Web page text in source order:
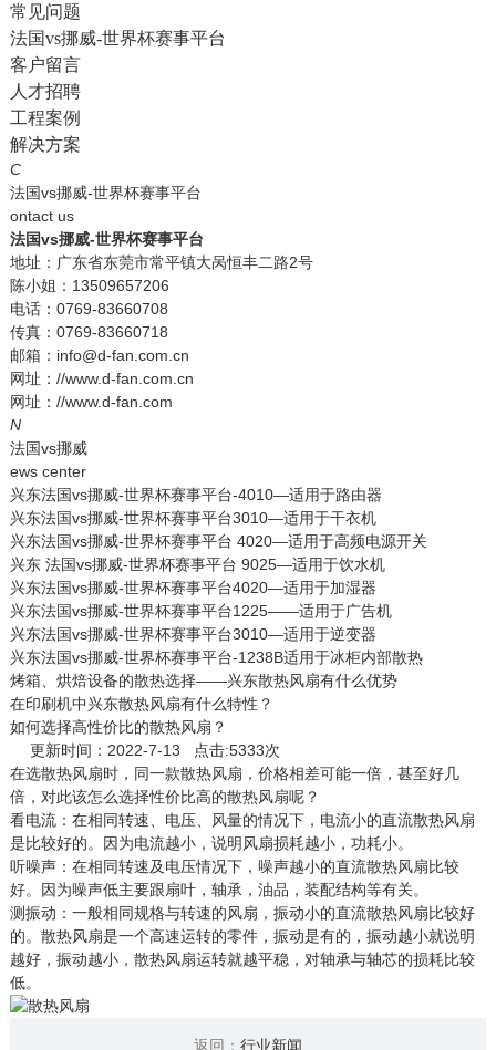
常见问题
法国vs挪威-世界杯赛事平台
客户留言
人才招聘
工程案例
解决方案
C
法国vs挪威-世界杯赛事平台
ontact us
法国vs挪威-世界杯赛事平台
地址：广东省东莞市常平镇大呙恒丰二路2号
陈小姐：13509657206
电话：0769-83660708
传真：0769-83660718
邮箱：info@d-fan.com.cn
网址：//www.d-fan.com.cn
网址：//www.d-fan.com
N
法国vs挪威
ews center
兴东法国vs挪威-世界杯赛事平台-4010—适用于路由器
兴东法国vs挪威-世界杯赛事平台3010—适用于干衣机
兴东法国vs挪威-世界杯赛事平台 4020—适用于高频电源开关
兴东 法国vs挪威-世界杯赛事平台 9025—适用于饮水机
兴东法国vs挪威-世界杯赛事平台4020—适用于加湿器
兴东法国vs挪威-世界杯赛事平台1225——适用于广告机
兴东法国vs挪威-世界杯赛事平台3010—适用于逆变器
兴东法国vs挪威-世界杯赛事平台-1238B适用于冰柜内部散热
烤箱、烘焙设备的散热选择——兴东散热风扇有什么优势
在印刷机中兴东散热风扇有什么特性？
如何选择高性价比的散热风扇？
更新时间：2022-7-13 点击:5333次
在选散热风扇时，同一款散热风扇，价格相差可能一倍，甚至好几
倍，对此该怎么选择性价比高的散热风扇呢？
看电流：在相同转速、电压、风量的情况下，电流小的直流散热风扇
是比较好的。因为电流越小，说明风扇损耗越小，功耗小。
听噪声：在相同转速及电压情况下，噪声越小的直流散热风扇比较
好。因为噪声低主要跟扇叶，轴承，油品，装配结构等有关。
测振动：一般相同规格与转速的风扇，振动小的直流散热风扇比较好
的。散热风扇是一个高速运转的零件，振动是有的，振动越小就说明
越好，振动越小，散热风扇运转就越平稳，对轴承与轴芯的损耗比较
低。
返回： 行业新闻